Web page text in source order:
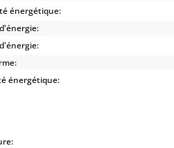
énergétique:
énergétique: